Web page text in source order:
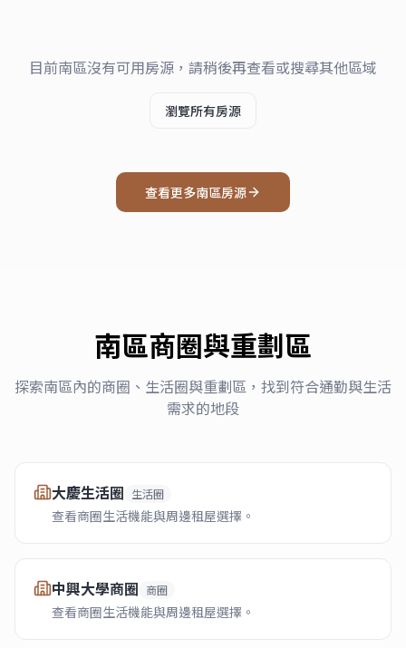
目前南區沒有可用房源，請稍後再查看或搜尋其他區域
瀏覽所有房源
查看更多南區房源
南區商圈與重劃區
探索南區內的商圈、生活圈與重劃區，找到符合通勤與生活
需求的地段
大慶生活圈 生活圈
查看商圈生活機能與周邊租屋選擇。
中興大學商圈 商圈
查看商圈生活機能與周邊租屋選擇。